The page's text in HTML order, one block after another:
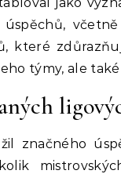
úspěchů,
které
týmy, ale
značného